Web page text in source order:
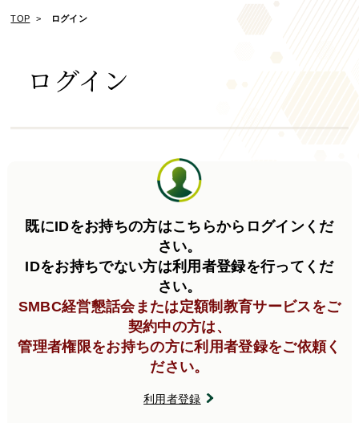
TOP ログイン
ログイン
既にIDをお持ちの方はこちらからログインくだ
さい。
IDをお持ちでない方は利用者登録を行ってくだ
さい。
SMBC経営懇話会または定額制教育サービスをご
契約中の方は、
管理者権限をお持ちの方に利用者登録をご依頼く
ださい。
利用者登録